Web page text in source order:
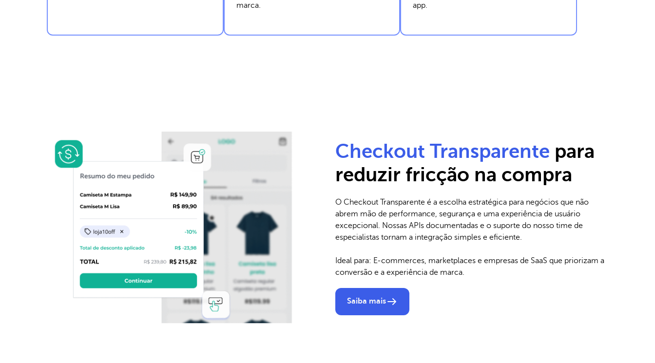
marca.
app.
Checkout Transparente para
reduzir fricção na compra
O Checkout Transparente é a escolha estratégica para negócios que não
abrem mão de performance, segurança e uma experiência de usuário
excepcional. Nossas APIs documentadas e o suporte do nosso time de
especialistas tornam a integração simples e eficiente.
Ideal para: E-commerces, marketplaces e empresas de SaaS que priorizam a
conversão e a experiência de marca.
Saiba mais